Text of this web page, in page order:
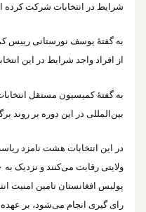
شرایط در انتخابات شرکت کرده
از افراد واجد شرایط در این
بین‌المللی در این دوره بر روند
پولیس افغانستان تامین امنیت
رای گیری انجام می‌شود، بر عهده